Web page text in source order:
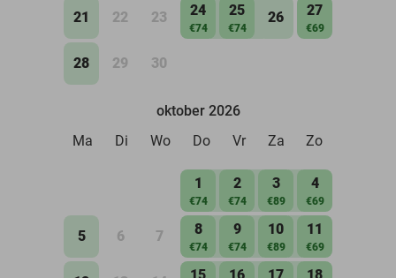
21 22 23 24
€74
25
€74
26 27
€69
28 29 30
oktober 2026
Ma
Di Wo Do Vr Za Zo
1
€74
2
€74
3
€89
4
€69
5 6 7 8
€74
9
€74
10
€89
11
€69